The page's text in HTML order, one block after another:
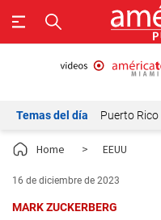
Temas del día Puerto Rico
Home > EEUU
16 de diciembre de 2023
MARK ZUCKERBERG